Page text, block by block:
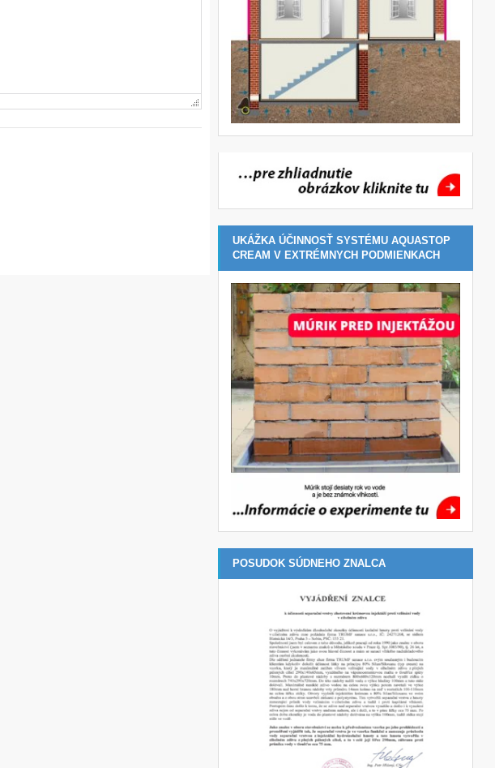
UKÁŽKA ÚČINNOSŤ SYSTÉMU AQUASTOP
CREAM V EXTRÉMNYCH PODMIENKACH
POSUDOK SÚDNEHO ZNALCA